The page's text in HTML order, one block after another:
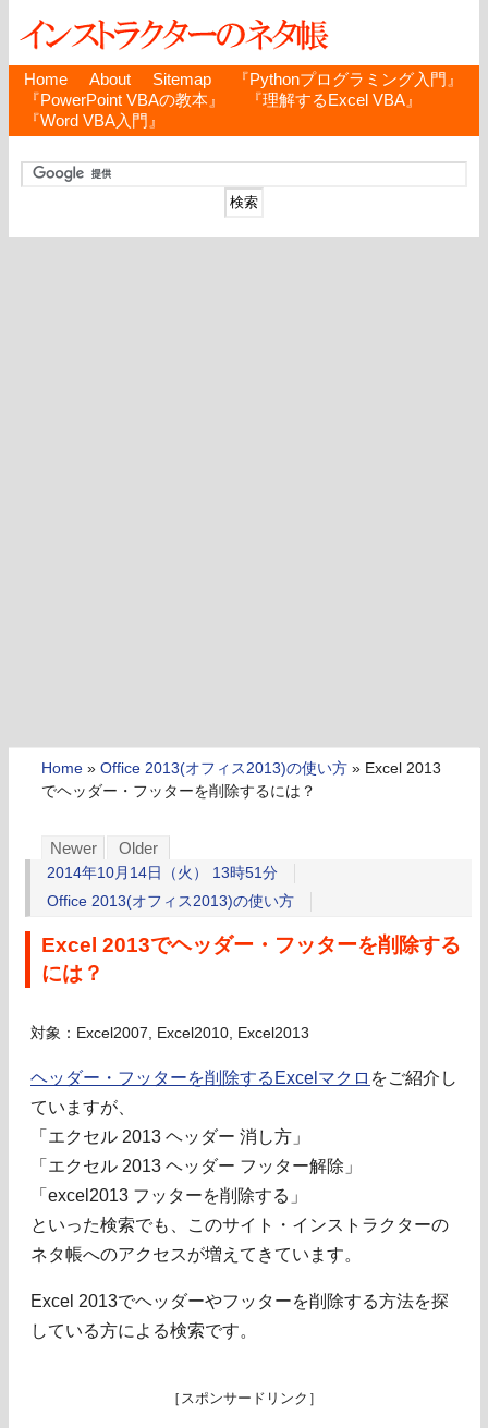
Home About Sitemap
『Pythonプログラミング入門』
『PowerPoint VBAの教本』
『理解するExcel VBA』
『Word VBA入門』
Home » Office 2013(オフィス2013)の使い方 » Excel 2013
でヘッダー・フッターを削除するには？
Newer Older
2014年10月14日（火） 13時51分
Office 2013(オフィス2013)の使い方
Excel 2013でヘッダー・フッターを削除する
には？
対象：Excel2007, Excel2010, Excel2013
ヘッダー・フッターを削除するExcelマクロ をご紹介し
ていますが、
「エクセル 2013 ヘッダー 消し方」
「エクセル 2013 ヘッダー フッター解除」
「excel2013 フッターを削除する」
といった検索でも、このサイト・インストラクターの
ネタ帳へのアクセスが増えてきています。
Excel 2013でヘッダーやフッターを削除する方法を探
している方による検索です。
［スポンサードリンク］